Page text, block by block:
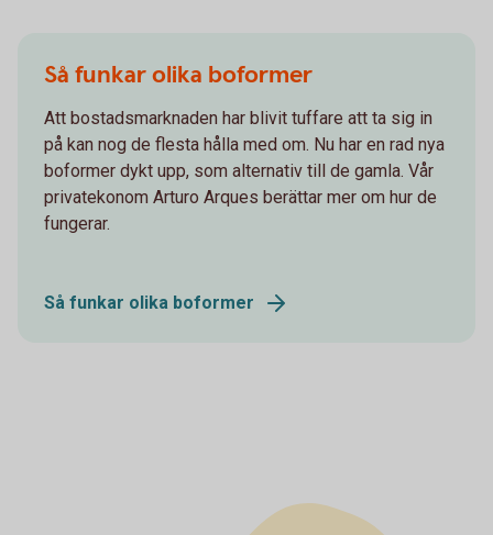
Så funkar olika boformer
Att bostadsmarknaden har blivit tuffare att ta sig in
på kan nog de flesta hålla med om. Nu har en rad nya
boformer dykt upp, som alternativ till de gamla. Vår
privatekonom Arturo Arques berättar mer om hur de
fungerar.
Så funkar olika boformer